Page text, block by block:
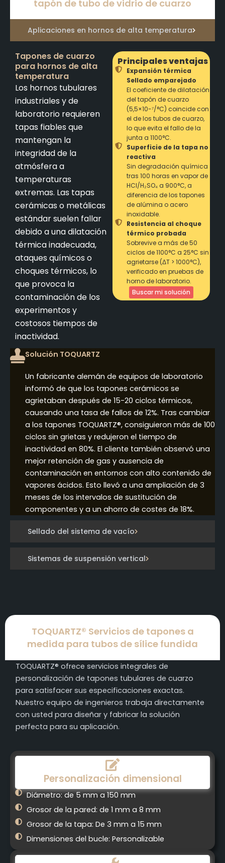
tapón de tubo de vidrio de cuarzo
Aplicaciones en hornos de alta temperatura
Sellado del sistema de vacío
Sistemas de suspensión vertical
Tapones de cuarzo
para hornos de alta
temperatura
Los hornos tubulares
industriales y de
laboratorio requieren
tapas fiables que
mantengan la
integridad de la
atmósfera a
temperaturas
extremas. Las tapas
cerámicas o metálicas
estándar suelen fallar
debido a una dilatación
térmica inadecuada,
ataques químicos o
choques térmicos, lo
que provoca la
contaminación de los
experimentos y
costosos tiempos de
inactividad.
Principales ventajas
Expansión térmica
Sellado emparejado
El coeficiente de dilatación
del tapón de cuarzo
(5,5×10-⁷/°C) coincide con
el de los tubos de cuarzo,
lo que evita el fallo de la
junta a 1100°C.
Superficie de la tapa no
reactiva
Sin degradación química
tras 100 horas en vapor de
HCl/H₂SO₄ a 900°C, a
diferencia de los tapones
de alúmina o acero
inoxidable.
Resistencia al choque
térmico probada
Sobrevive a más de 50
ciclos de 1100°C a 25°C sin
agrietarse (ΔT > 1000°C),
verificado en pruebas de
horno de laboratorio.
Buscar mi solución
Solución TOQUARTZ
Un fabricante alemán de equipos de laboratorio
informó de que los tapones cerámicos se
agrietaban después de 15-20 ciclos térmicos,
causando una tasa de fallos de 12%. Tras cambiar
a los tapones TOQUARTZ®, consiguieron más de 100
ciclos sin grietas y redujeron el tiempo de
inactividad en 80%. El cliente también observó una
mejor retención de gas y ausencia de
contaminación en entornos con alto contenido de
vapores ácidos. Esto llevó a una ampliación de 3
meses de los intervalos de sustitución de
componentes y a un ahorro de costes de 18%.
TOQUARTZ® Servicios de tapones a
medida para tubos de sílice fundida
TOQUARTZ® ofrece servicios integrales de
personalización de tapones tubulares de cuarzo
para satisfacer sus especificaciones exactas.
Nuestro equipo de ingenieros trabaja directamente
con usted para diseñar y fabricar la solución
perfecta para su aplicación.
Personalización dimensional
Diámetro: de 5 mm a 150 mm
Grosor de la pared: de 1 mm a 8 mm
Grosor de la tapa: De 3 mm a 15 mm
Dimensiones del bucle: Personalizable